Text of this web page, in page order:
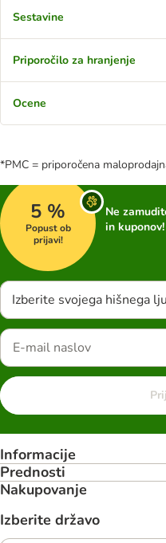
Sestavine
Priporočilo za hranjenje
Ocene
*PMC = priporočena
5 %
Popust ob
prijavi!
Ne
in kuponov!
Izberite svojega hišnega
Informacije
Prednosti
Nakupovanje
Izberite državo